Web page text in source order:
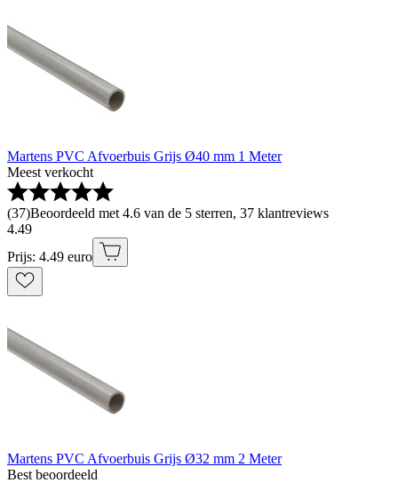
Martens PVC Afvoerbuis Grijs Ø40 mm 1 Meter
Meest verkocht
(37)Beoordeeld met 4.6 van de 5 sterren, 37 klantreviews
4.49
Prijs: 4.49 euro
Martens PVC Afvoerbuis Grijs Ø32 mm 2 Meter
Best beoordeeld